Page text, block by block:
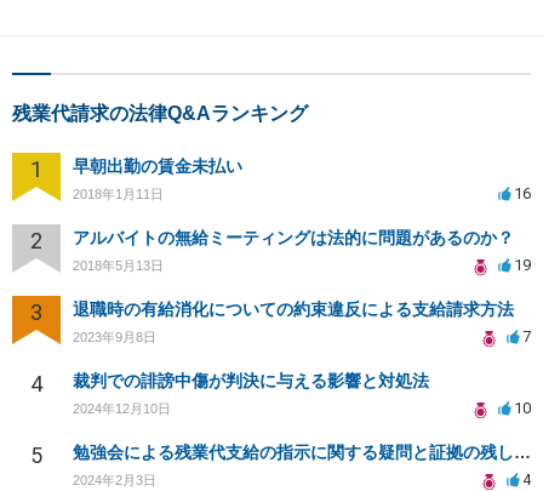
残業代請求の法律Q&Aランキング
1 早朝出勤の賃金未払い
2018年1月11日 16
2 アルバイトの無給ミーティングは法的に問題があるのか？
2018年5月13日 19
3 退職時の有給消化についての約束違反による支給請求方法
2023年9月8日 7
4 裁判での誹謗中傷が判決に与える影響と対処法
2024年12月10日 10
5 勉強会による残業代支給の指示に関する疑問と証拠の残し方について
2024年2月3日 4